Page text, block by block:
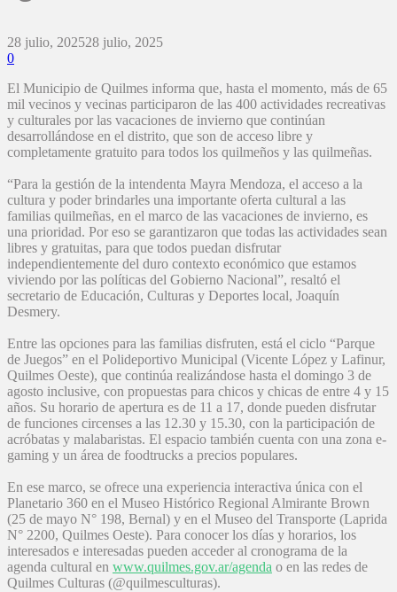
28 julio, 202528 julio, 2025
0
El Municipio de Quilmes informa que, hasta el momento, más de 65
mil vecinos y vecinas participaron de las 400 actividades recreativas
y culturales por las vacaciones de invierno que continúan
desarrollándose en el distrito, que son de acceso libre y
completamente gratuito para todos los quilmeños y las quilmeñas.
“Para la gestión de la intendenta Mayra Mendoza, el acceso a la
cultura y poder brindarles una importante oferta cultural a las
familias quilmeñas, en el marco de las vacaciones de invierno, es
una prioridad. Por eso se garantizaron que todas las actividades sean
libres y gratuitas, para que todos puedan disfrutar
independientemente del duro contexto económico que estamos
viviendo por las políticas del Gobierno Nacional”, resaltó el
secretario de Educación, Culturas y Deportes local, Joaquín
Desmery.
Entre las opciones para las familias disfruten, está el ciclo “Parque
de Juegos” en el Polideportivo Municipal (Vicente López y Lafinur,
Quilmes Oeste), que continúa realizándose hasta el domingo 3 de
agosto inclusive, con propuestas para chicos y chicas de entre 4 y 15
años. Su horario de apertura es de 11 a 17, donde pueden disfrutar
de funciones circenses a las 12.30 y 15.30, con la participación de
acróbatas y malabaristas. El espacio también cuenta con una zona e-
gaming y un área de foodtrucks a precios populares.
En ese marco, se ofrece una experiencia interactiva única con el
Planetario 360 en el Museo Histórico Regional Almirante Brown
(25 de mayo N° 198, Bernal) y en el Museo del Transporte (Laprida
N° 2200, Quilmes Oeste). Para conocer los días y horarios, los
interesados e interesadas pueden acceder al cronograma de la
agenda cultural en www.quilmes.gov.ar/agenda o en las redes de
Quilmes Culturas (@quilmesculturas).